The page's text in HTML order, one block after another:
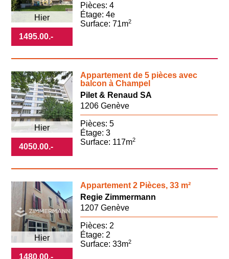
1495.00.-
Hier
Pièces: 4
Étage: 4e
Surface: 71m2
4050.00.-
Appartement de 5 pièces avec
balcon à Champel
Hier
Pilet & Renaud SA
1206 Genève
Pièces: 5
Étage: 3
Surface: 117m2
1480.00.-
Appartement 2 Pièces, 33 m²
Hier
Regie Zimmermann
1207 Genève
Pièces: 2
Étage: 2
Surface: 33m2